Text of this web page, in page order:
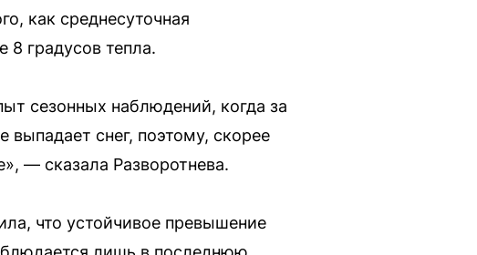
как среднесуточная
8 градусов тепла.
сезонных наблюдений, когда за
снег, поэтому, скорее
— сказала Разворотнева.
что устойчивое превышение